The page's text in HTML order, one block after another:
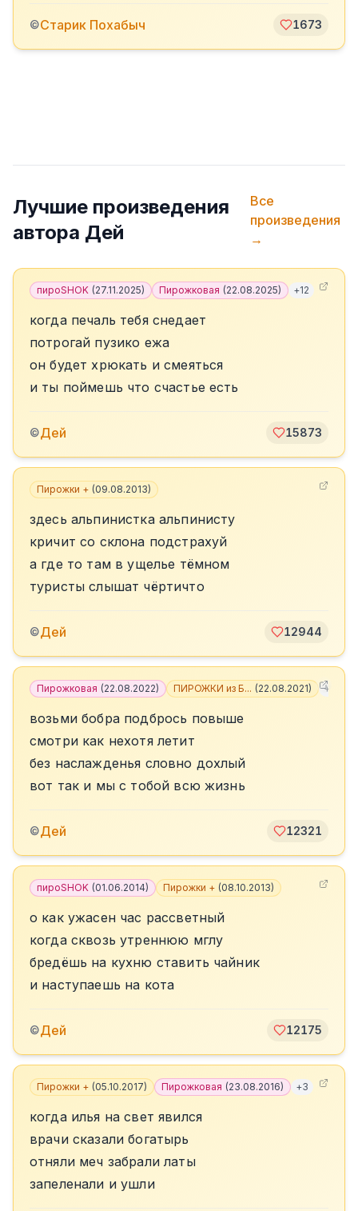
©Старик Похабыч 1673
Лучшие произведения
автора Дей
Все
произведения
→
пироSHOK (27.11.2025) Пирожковая (22.08.2025) +12
когда печаль тебя снедает
потрогай пузико ежа
он будет хрюкать и смеяться
и ты поймешь что счастье есть
©Дей 15873
Пирожки + (09.08.2013)
здесь альпинистка альпинисту
кричит со склона подстрахуй
а где то там в ущелье тёмном
туристы слышат чёртичто
©Дей 12944
Пирожковая (22.08.2022) ПИРОЖКИ из Б... (22.08.2021) +
возьми бобра подбрось повыше
смотри как нехотя летит
без наслажденья словно дохлый
вот так и мы с тобой всю жизнь
©Дей 12321
пироSHOK (01.06.2014) Пирожки + (08.10.2013)
о как ужасен час рассветный
когда сквозь утреннюю мглу
бредёшь на кухню ставить чайник
и наступаешь на кота
©Дей 12175
Пирожки + (05.10.2017) Пирожковая (23.08.2016) +3
когда илья на свет явился
врачи сказали богатырь
отняли меч забрали латы
запеленали и ушли